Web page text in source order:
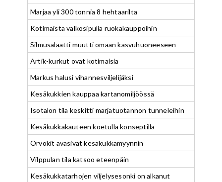
Marjaa yli 300 tonnia 8 hehtaarilta
Kotimaista valkosipulia ruokakauppoihin
Silmusalaatti muutti omaan kasvuhuoneeseen
Artik-kurkut ovat kotimaisia
Markus halusi vihannesviljelijäksi
Kesäkukkien kauppaa kartanomiljöössä
Isotalon tila keskitti marjatuotannon tunneleihin
Kesäkukkakauteen koetulla konseptilla
Orvokit avasivat kesäkukkamyynnin
Vilppulan tila katsoo eteenpäin
Kesäkukkatarhojen viljelysesonki on alkanut